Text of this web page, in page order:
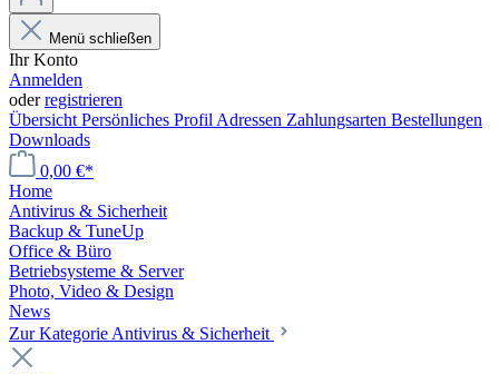
Menü schließen
Ihr Konto
Anmelden
oderregistrieren
Übersicht Persönliches Profil Adressen Zahlungsarten Bestellungen
Downloads
0,00 €*
Home
Antivirus & Sicherheit
Backup & TuneUp
Office & Büro
Betriebsysteme & Server
Photo, Video & Design
News
Zur Kategorie Antivirus & Sicherheit